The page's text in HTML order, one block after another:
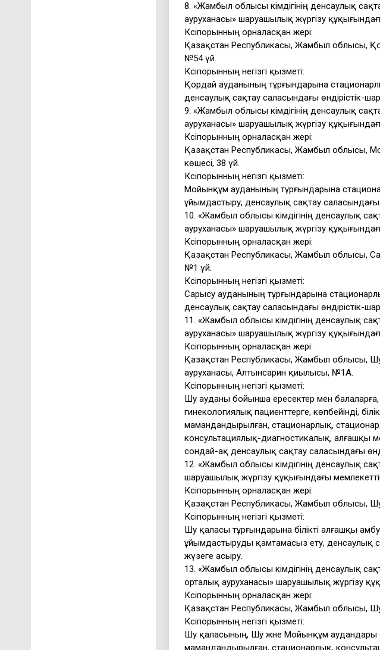
8. «Жамбыл облысы әкімдігінің денсаулық
ауруханасы» шаруашылық жүргізу
Кәсіпорынның орналасқан жері:
Қазақстан Республикасы, Жамбыл облысы,
№54 үй.
Кәсіпорынның негізгі қызметі:
Қордай ауданының тұрғындарына
денсаулық сақтау саласындағы өндірістік-
9. «Жамбыл облысы әкімдігінің денсаулық
ауруханасы» шаруашылық жүргізу
Кәсіпорынның орналасқан жері:
Қазақстан Республикасы, Жамбыл облысы,
көшесі, 38 үй.
Кәсіпорынның негізгі қызметі:
Мойынқұм ауданының тұрғындарына
ұйымдастыру, денсаулық сақтау саласындағы
10. «Жамбыл облысы әкімдігінің денсаулық
ауруханасы» шаруашылық жүргізу
Кәсіпорынның орналасқан жері:
Қазақстан Республикасы, Жамбыл облысы,
№1 үй.
Кәсіпорынның негізгі қызметі:
Сарысу ауданының тұрғындарына
денсаулық сақтау саласындағы өндірістік-
11. «Жамбыл облысы әкімдігінің денсаулық
ауруханасы» шаруашылық жүргізу
Кәсіпорынның орналасқан жері:
Қазақстан Республикасы, Жамбыл облысы,
ауруханасы, Алтынсарин қиылысы, №1А.
Кәсіпорынның негізгі қызметі:
Шу ауданы бойынша ересектер мен балаларға,
гинекологиялық пациенттерге, көпбейінді,
мамандандырылған, стационарлық,
консультациялық-диагностикалық, алғашқы
сондай-ақ денсаулық сақтау саласындағы
12. «Жамбыл облысы әкімдігінің денсаулық
шаруашылық жүргізу құқығындағы
Кәсіпорынның орналасқан жері:
Қазақстан Республикасы, Жамбыл облысы, Шу
Кәсіпорынның негізгі қызметі:
Шу қаласы тұрғындарына білікті алғашқы
ұйымдастыруды қамтамасыз ету, денсаулық
жүзеге асыру.
13. «Жамбыл облысы әкімдігінің денсаулық
орталық ауруханасы» шаруашылық жүргізу
Кәсіпорынның орналасқан жері:
Қазақстан Республикасы, Жамбыл облысы, Шу
Кәсіпорынның негізгі қызметі:
Шу қаласының, Шу және Мойынқұм
мамандандырылған, стационарлық,